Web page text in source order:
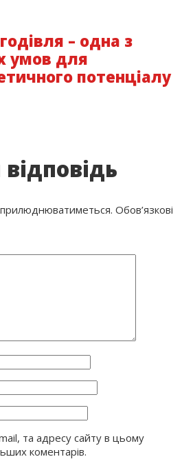
– одна з
умов для
потенціалу
Обов’язкові
та адресу сайту в цьому
коментарів.